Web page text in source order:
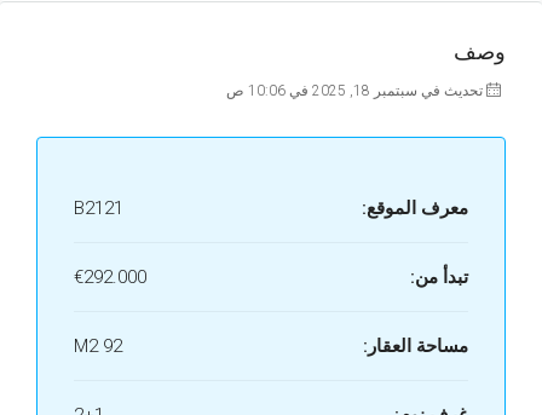
وصف
تحديث في سبتمبر 18, 2025 في 10:06 ص
معرف الموقع: B2121
تبدأ من: €292.000
مساحة العقار: 92 M2